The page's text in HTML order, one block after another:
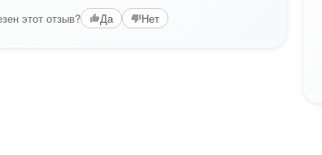
этот отзыв? Да Нет